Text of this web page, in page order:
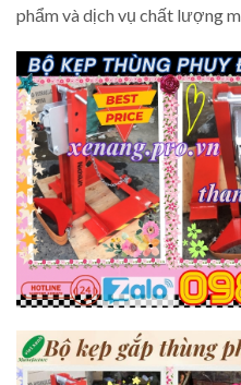
phẩm và dịch vụ chất lượng